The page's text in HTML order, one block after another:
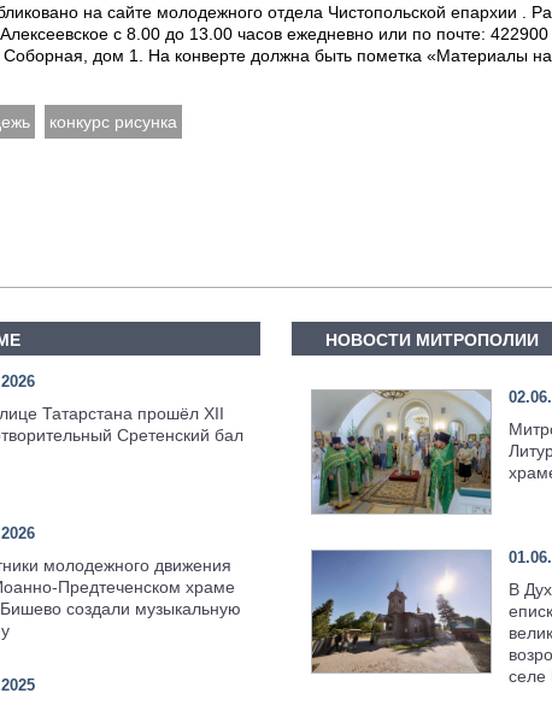
на сайте молодежного отдела Чистопольской епархии .
с 8.00 до 13.00 часов ежедневно или по почте: 422900
Соборная, дом 1. На конверте должна быть пометка «Материалы на
конкурс рисунка
Татарстана прошёл XII
Сретенский бал
молодежного движения
Предтеченском храме
создали музыкальную
НОВОСТИ МИТРОПОЛИИ
В
селе